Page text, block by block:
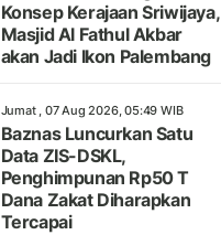
Konsep Kerajaan Sriwijaya,
Masjid Al Fathul Akbar
akan Jadi Ikon Palembang
Jumat , 07 Aug 2026, 05:49 WIB
Baznas Luncurkan Satu
Data ZIS-DSKL,
Penghimpunan Rp50 T
Dana Zakat Diharapkan
Tercapai